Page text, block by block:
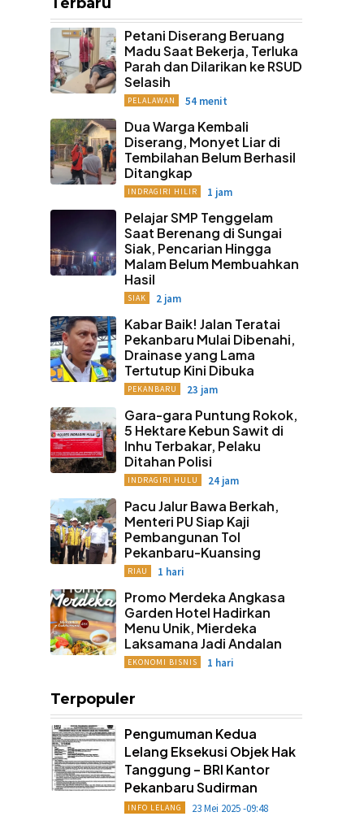
Petani Diserang Beruang
Madu Saat Bekerja, Terluka
Parah dan Dilarikan ke RSUD
Selasih
PELALAWAN 54 menit
Dua Warga Kembali
Diserang, Monyet Liar di
Tembilahan Belum Berhasil
Ditangkap
INDRAGIRI HILIR 1 jam
Pelajar SMP Tenggelam
Saat Berenang di Sungai
Siak, Pencarian Hingga
Malam Belum Membuahkan
Hasil
SIAK 2 jam
Kabar Baik! Jalan Teratai
Pekanbaru Mulai Dibenahi,
Drainase yang Lama
Tertutup Kini Dibuka
PEKANBARU 23 jam
Gara-gara Puntung Rokok,
5 Hektare Kebun Sawit di
Inhu Terbakar, Pelaku
Ditahan Polisi
INDRAGIRI HULU 24 jam
Pacu Jalur Bawa Berkah,
Menteri PU Siap Kaji
Pembangunan Tol
Pekanbaru-Kuansing
RIAU 1 hari
Promo Merdeka Angkasa
Garden Hotel Hadirkan
Menu Unik, Mierdeka
Laksamana Jadi Andalan
EKONOMI BISNIS 1 hari
Terpopuler
Pengumuman Kedua
Lelang Eksekusi Objek Hak
Tanggung – BRI Kantor
Pekanbaru Sudirman
INFO LELANG 23 Mei 2025 -09:48